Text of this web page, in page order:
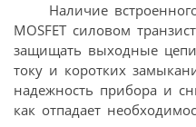
Наличие
MOSFET силовом
защищать выходные цепи
току и коротких
надежность прибора и
как отпадает